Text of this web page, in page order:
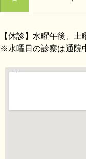
【休診】水曜午後、土
※水曜日の診察は通院